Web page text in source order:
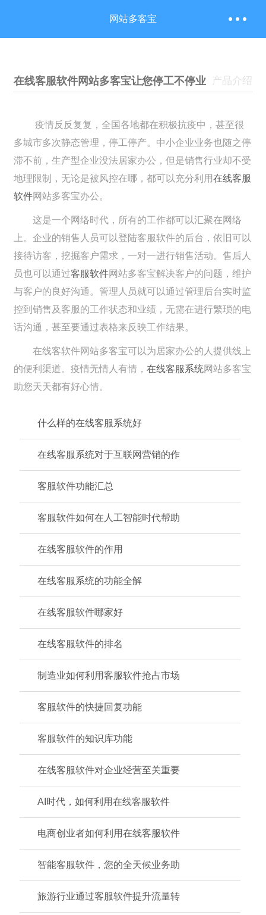
网站多客宝
产品介绍
在线客服软件网站多客宝让您停工不停业
疫情反反复复，全国各地都在积极抗疫中，甚至很
多城市多次静态管理，停工停产。中小企业业务也随之停
滞不前，生产型企业没法居家办公，但是销售行业却不受
地理限制，无论是被风控在哪，都可以充分利用在线客服
软件网站多客宝办公。
这是一个网络时代，所有的工作都可以汇聚在网络
上。企业的销售人员可以登陆客服软件的后台，依旧可以
接待访客，挖掘客户需求，一对一进行销售活动。售后人
员也可以通过客服软件网站多客宝解决客户的问题，维护
与客户的良好沟通。管理人员就可以通过管理后台实时监
控到销售及客服的工作状态和业绩，无需在进行繁琐的电
话沟通，甚至要通过表格来反映工作结果。
在线客软件网站多客宝可以为居家办公的人提供线上
的便利渠道。疫情无情人有情， 在线客服系统网站多客宝
助您天天都有好心情。
什么样的在线客服系统好
在线客服系统对于互联网营销的作
客服软件功能汇总
客服软件如何在人工智能时代帮助
在线客服软件的作用
在线客服系统的功能全解
在线客服软件哪家好
在线客服软件的排名
制造业如何利用客服软件抢占市场
客服软件的快捷回复功能
客服软件的知识库功能
在线客服软件对企业经营至关重要
AI时代，如何利用在线客服软件
电商创业者如何利用在线客服软件
智能客服软件，您的全天候业务助
旅游行业通过客服软件提升流量转